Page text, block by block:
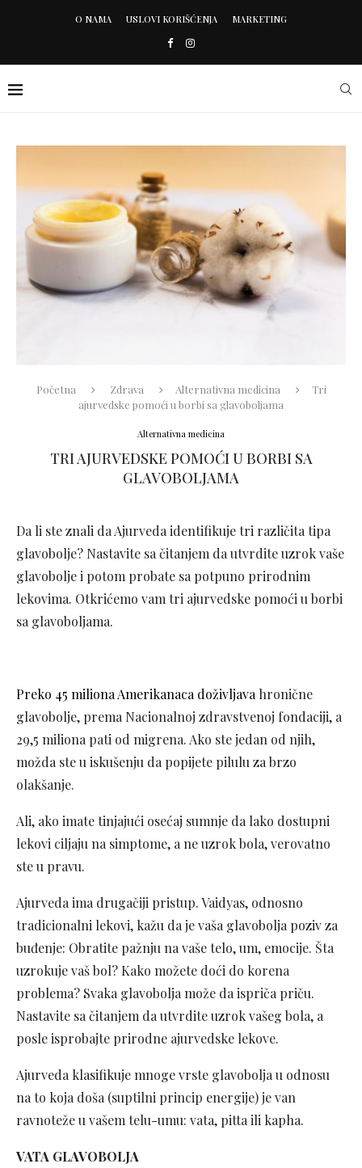
O NAMA USLOVI KORIŠĆENJA MARKETING
Početna Zdrava Alternativna medicina
Tri
ajurvedske pomoći u borbi sa glavoboljama
Alternativna medicina
TRI AJURVEDSKE POMOĆI U BORBI SA
GLAVOBOLJAMA
Da li ste znali da Ajurveda identifikuje tri različita tipa
glavobolje? Nastavite sa čitanjem da utvrdite uzrok vaše
glavobolje i potom probate sa potpuno prirodnim
lekovima. Otkrićemo vam tri ajurvedske pomoći u borbi
sa glavoboljama.
Preko 45 miliona Amerikanaca doživljava hronične
glavobolje, prema Nacionalnoj zdravstvenoj fondaciji, a
29,5 miliona pati od migrena. Ako ste jedan od njih,
možda ste u iskušenju da popijete pilulu za brzo
olakšanje.
Ali, ako imate tinjajući osećaj sumnje da lako dostupni
lekovi ciljaju na simptome, a ne uzrok bola, verovatno
ste u pravu.
Ajurveda ima drugačiji pristup. Vaidyas, odnosno
tradicionalni lekovi, kažu da je vaša glavobolja poziv za
buđenje: Obratite pažnju na vaše telo, um, emocije. Šta
uzrokuje vaš bol? Kako možete doći do korena
problema? Svaka glavobolja može da ispriča priču.
Nastavite sa čitanjem da utvrdite uzrok vašeg bola, a
posle isprobajte prirodne ajurvedske lekove.
Ajurveda klasifikuje mnoge vrste glavobolja u odnosu
na to koja doša (suptilni princip energije) je van
ravnoteže u vašem telu-umu: vata, pitta ili kapha.
VATA GLAVOBOLJA